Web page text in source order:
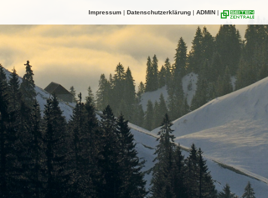
Impressum | Datenschutzerklärung | ADMIN |